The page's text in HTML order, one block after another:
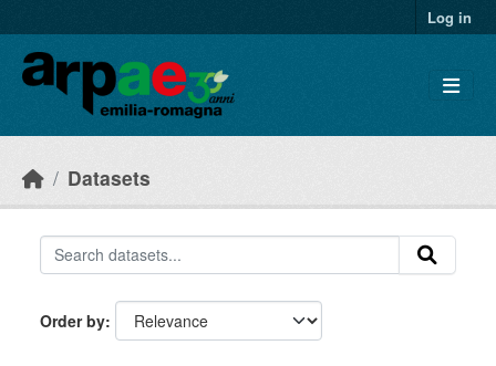
Log in
Datasets
Order by